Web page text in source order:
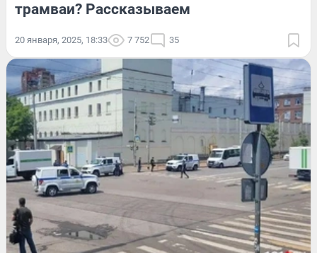
трамваи? Рассказываем
20 января, 2025, 18:33 7 752 35